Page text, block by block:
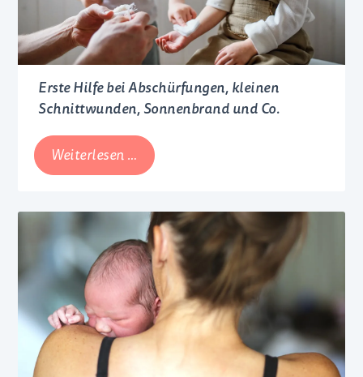
Erste Hilfe bei Abschürfungen, kleinen
Schnittwunden, Sonnenbrand und Co.
Weiterlesen … Erste
Hilfe
Abschürfungen,
kleinen
Schnittwunden,
Sonnenbrand
und
Co.